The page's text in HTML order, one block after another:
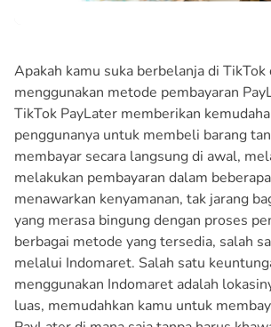
Apakah kamu suka berbelanja di TikTok
menggunakan metode pembayaran
TikTok PayLater memberikan
penggunanya untuk membeli barang
membayar secara langsung di awal,
melakukan pembayaran dalam
menawarkan kenyamanan, tak jarang
yang merasa bingung dengan proses
berbagai metode yang tersedia, salah
melalui Indomaret. Salah satu
menggunakan Indomaret adalah
luas, memudahkan kamu untuk